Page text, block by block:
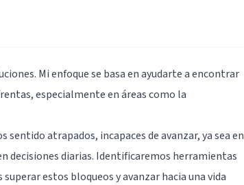
Mi enfoque se basa en ayudarte a encontrar
especialmente en áreas como la
atrapados, incapaces de avanzar, ya sea en
decisiones diarias. Identificaremos herramientas
estos bloqueos y avanzar hacia una vida